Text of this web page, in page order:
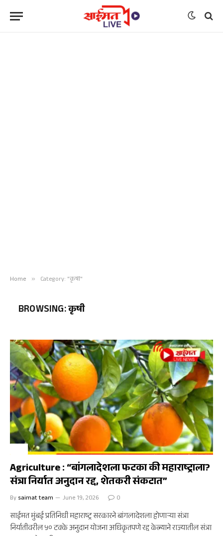
Home » Category: "कृषी"
BROWSING:कृषी
Agriculture : “बांगलादेशला फटका की महाराष्ट्राला?
संत्रा निर्यात अनुदान रद्द, शेतकरी संकटात”
By saimat team June 19, 2026 0
साईमत मुंबई प्रतिनिधी महाराष्ट्र सरकारने बांगलादेशला होणाऱ्या संत्रा
निर्यातीवरील ५० टक्के अनुदान योजना अधिकृतपणे रद्द केल्याने राज्यातील संत्रा